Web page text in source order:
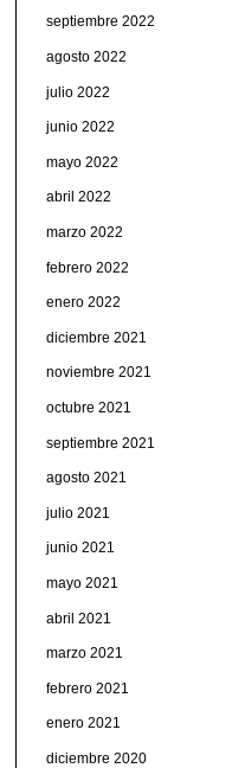
septiembre 2022
agosto 2022
julio 2022
junio 2022
mayo 2022
abril 2022
marzo 2022
febrero 2022
enero 2022
diciembre 2021
noviembre 2021
octubre 2021
septiembre 2021
agosto 2021
julio 2021
junio 2021
mayo 2021
abril 2021
marzo 2021
febrero 2021
enero 2021
diciembre 2020